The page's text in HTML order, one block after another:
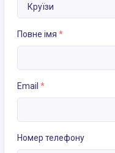
Повне імя *
Email *
Номер телефону